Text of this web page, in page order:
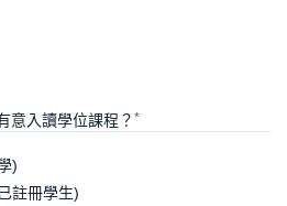
意入讀學位課程？ *
)
註冊學生)